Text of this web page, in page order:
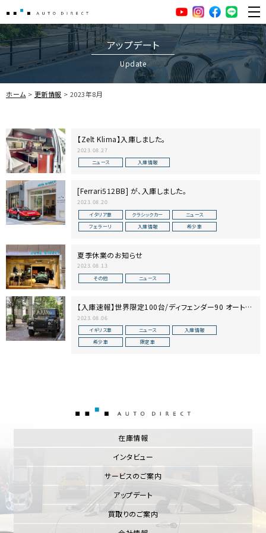
AUTO DIRECT YouTubeInstagramfacebook
LINE
アップデート
Update
ホーム 更新情報 2023年8月
【Zelt Klima】入庫しました。
2023.08.27
ニュース 入庫情報
[Ferrari512BB] が、入庫しました。
2023.08.20
イタリア車 クラシックカー
ニュース
フェラーリ
入庫情報 希少車
夏季休業のお知らせ
2023.08.13
その他 ニュース
【入庫速報】世界限定100台/ディフェンダー90 オートバ
イオグラフィー
2023.08.06
イギリス車 ニュース
入庫情報
希少車
限定車
在庫情報
インタビュー
サービスのご案内
アップデート
買取りのご案内